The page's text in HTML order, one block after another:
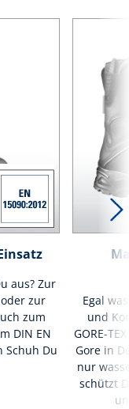
aus? Zur
zur
zum
DIN EN
Schuh Du
Egal
und
GORE-
Gore in
nur
schützt